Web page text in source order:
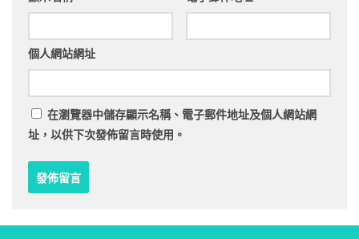
個人網站網址
在瀏覽器中儲存顯示名稱、電子郵件地址及個人網站網
址，以供下次發佈留言時使用。